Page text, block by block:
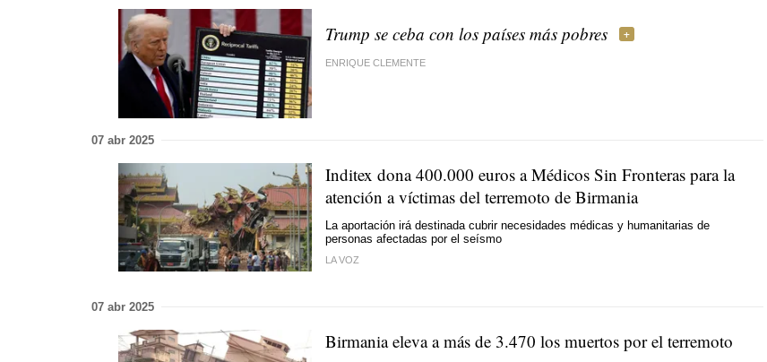
Trump se ceba con los países más pobres
ENRIQUE CLEMENTE
07 abr 2025
Inditex dona 400.000 euros a Médicos Sin Fronteras para la
atención a víctimas del terremoto de Birmania
La aportación irá destinada cubrir necesidades médicas y humanitarias de
personas afectadas por el seísmo
LA VOZ
07 abr 2025
Birmania eleva a más de 3.470 los muertos por el terremoto